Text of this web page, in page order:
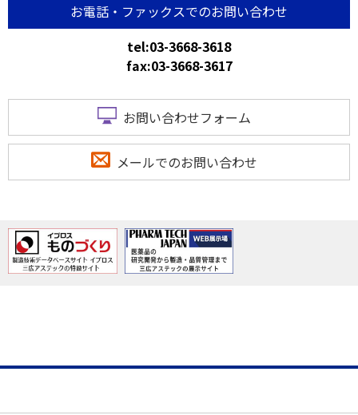
お電話・ファックスでのお問い合わせ
tel:03-3668-3618
fax:03-3668-3617
お問い合わせフォーム
メールでのお問い合わせ